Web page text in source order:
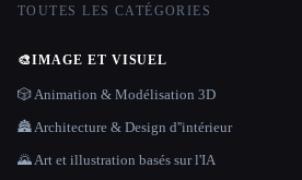
TOUTES LES CATÉGORIES
🎨IMAGE ET VISUEL
🎲 Animation & Modélisation 3D
🏯 Architecture & Design d''intérieur
🌄 Art et illustration basés sur l'IA